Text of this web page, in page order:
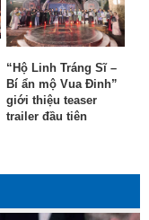
“Hộ Linh Tráng Sĩ –
Bí ẩn mộ Vua Đinh”
giới thiệu teaser
trailer đầu tiên